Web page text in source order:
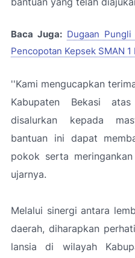
Baca Juga: Dugaan
Pencopotan Kepsek SMAN 1
''Kami mengucapkan
Kabupaten Bekasi
disalurkan kepada
bantuan ini dapat
pokok serta
ujarnya.
Melalui sinergi antara
daerah, diharapkan
lansia di wilayah